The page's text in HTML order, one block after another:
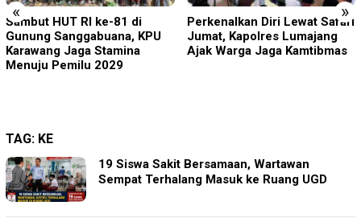
« »
Perkenalkan Diri Lewat Safari
Jumat, Kapolres Lumajang
Ajak Warga Jaga Kamtibmas
Pelapor Datangi Dua
Lembaga, Pemeriksaan
Laporan Masih Berproses
TAG: KE
19 Siswa Sakit Bersamaan, Wartawan
Sempat Terhalang Masuk ke Ruang UGD